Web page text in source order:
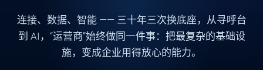
连接、 数据、 智能—— 三十年三次换底座，从寻呼台
到 AI，“运营商”始终做同一件事：把最复杂的基础设
施，变成企业用得放心的能力。